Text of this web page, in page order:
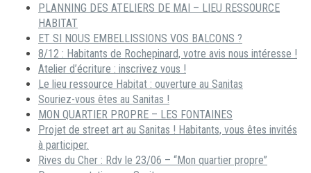
PLANNING DES ATELIERS DE MAI – LIEU RESSOURCE
HABITAT
ET SI NOUS EMBELLISSIONS VOS BALCONS ?
8/12 : Habitants de Rochepinard, votre avis nous intéresse !
Atelier d’écriture : inscrivez vous !
Le lieu ressource Habitat : ouverture au Sanitas
Souriez-vous êtes au Sanitas !
MON QUARTIER PROPRE – LES FONTAINES
Projet de street art au Sanitas ! Habitants, vous êtes invités
à participer.
Rives du Cher : Rdv le 23/06 – “Mon quartier propre”